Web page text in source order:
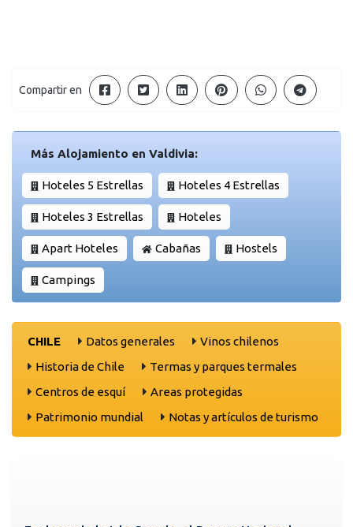
Compartir en
Más Alojamiento en Valdivia:
Hoteles 5 Estrellas Hoteles 4 Estrellas
Hoteles 3 Estrellas Hoteles
Apart Hoteles Cabañas Hostels
Campings
CHILE Datos generales
Vinos chilenos
Historia de Chile
Termas y parques termales
Centros de esquí
Areas protegidas
Patrimonio mundial
Notas y artículos de turismo